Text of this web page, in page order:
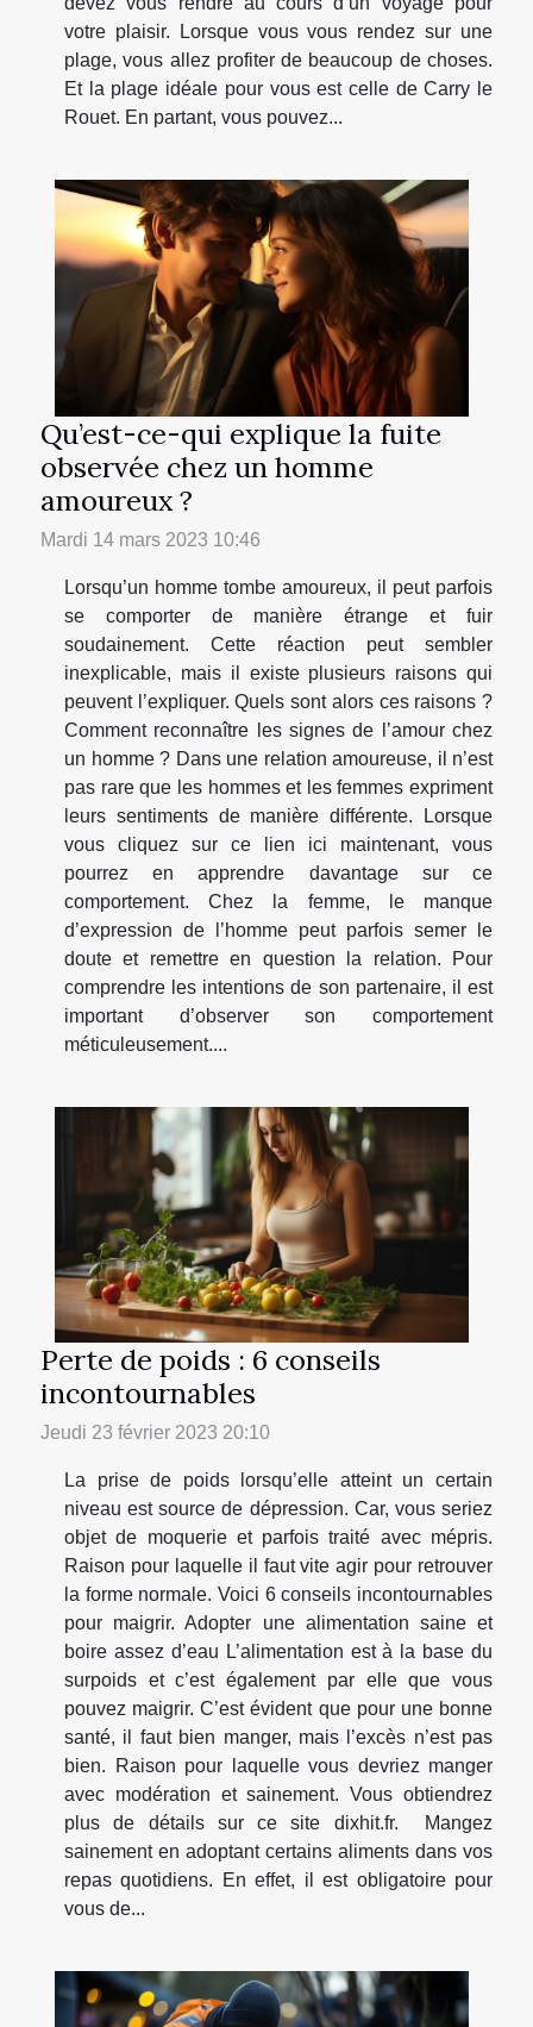
votre plaisir. Lorsque vous vous rendez sur une
plage, vous allez profiter de beaucoup de choses.
Et la plage idéale pour vous est celle de Carry le
Rouet. En partant, vous pouvez...
Qu’est-ce-qui explique la fuite
observée chez un homme
amoureux ?
Mardi 14 mars 2023 10:46
Lorsqu’un homme tombe amoureux, il peut parfois
se comporter de manière étrange et fuir
soudainement. Cette réaction peut sembler
inexplicable, mais il existe plusieurs raisons qui
peuvent l’expliquer. Quels sont alors ces raisons ?
Comment reconnaître les signes de l’amour chez
un homme ? Dans une relation amoureuse, il n’est
pas rare que les hommes et les femmes expriment
leurs sentiments de manière différente. Lorsque
vous cliquez sur ce lien ici maintenant, vous
pourrez en apprendre davantage sur ce
comportement. Chez la femme, le manque
d’expression de l’homme peut parfois semer le
doute et remettre en question la relation. Pour
comprendre les intentions de son partenaire, il est
important d’observer son comportement
méticuleusement....
Perte de poids : 6 conseils
incontournables
Jeudi 23 février 2023 20:10
La prise de poids lorsqu’elle atteint un certain
niveau est source de dépression. Car, vous seriez
objet de moquerie et parfois traité avec mépris.
Raison pour laquelle il faut vite agir pour retrouver
la forme normale. Voici 6 conseils incontournables
pour maigrir. Adopter une alimentation saine et
boire assez d’eau L’alimentation est à la base du
surpoids et c’est également par elle que vous
pouvez maigrir. C’est évident que pour une bonne
santé, il faut bien manger, mais l’excès n’est pas
bien. Raison pour laquelle vous devriez manger
avec modération et sainement. Vous obtiendrez
plus de détails sur ce site dixhit.fr. Mangez
sainement en adoptant certains aliments dans vos
repas quotidiens. En effet, il est obligatoire pour
vous de...